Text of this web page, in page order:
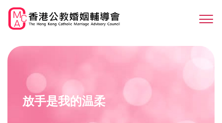
main
放手是我的温柔